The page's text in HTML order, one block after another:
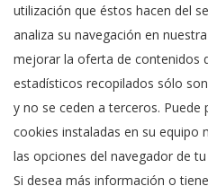
utilización que éstos hacen del
analiza su navegación en
mejorar la oferta de contenidos
estadísticos recopilados sólo
y no se ceden a terceros.
cookies instaladas en su equipo
las opciones del navegador de
Si desea más información o